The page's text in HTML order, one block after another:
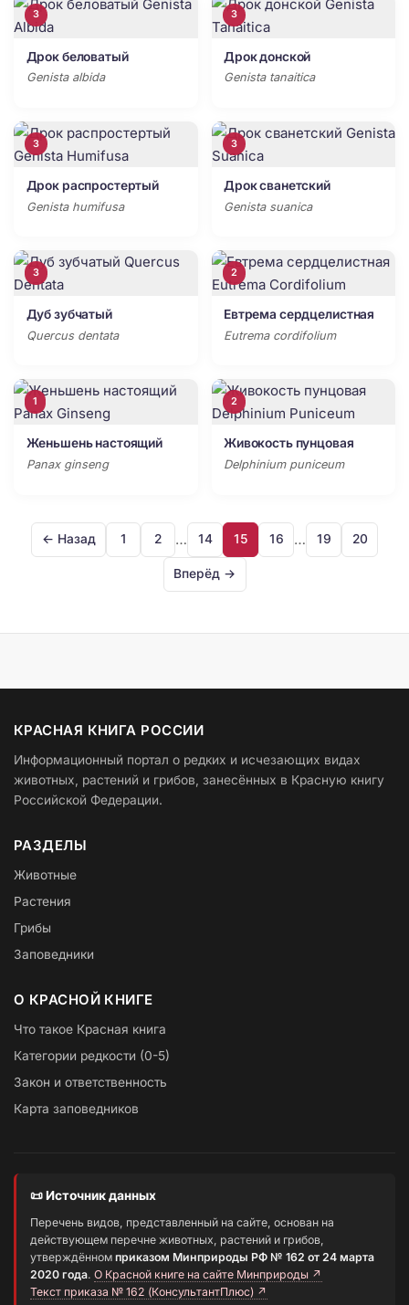
3
Дрок беловатый
Genista albida
3
Дрок донской
Genista tanaitica
3
Дрок распростертый
Genista humifusa
3
Дрок сванетский
Genista suanica
3
Дуб зубчатый
Quercus dentata
2
Евтрема сердцелистная
Eutrema cordifolium
1
Женьшень настоящий
Panax ginseng
2
Живокость пунцовая
Delphinium puniceum
← Назад 1 2 … 14 15 16 … 19 20
Вперёд →
КРАСНАЯ КНИГА РОССИИ
Информационный портал о редких и исчезающих видах
животных, растений и грибов, занесённых в Красную книгу
Российской Федерации.
РАЗДЕЛЫ
Животные
Растения
Грибы
Заповедники
О КРАСНОЙ КНИГЕ
Что такое Красная книга
Категории редкости (0-5)
Закон и ответственность
Карта заповедников
📜 Источник данных
Перечень видов, представленный на сайте, основан на
действующем перечне животных, растений и грибов,
утверждённом приказом Минприроды РФ № 162 от 24 марта
2020 года. О Красной книге на сайте Минприроды ↗
Текст приказа № 162 (КонсультантПлюс) ↗